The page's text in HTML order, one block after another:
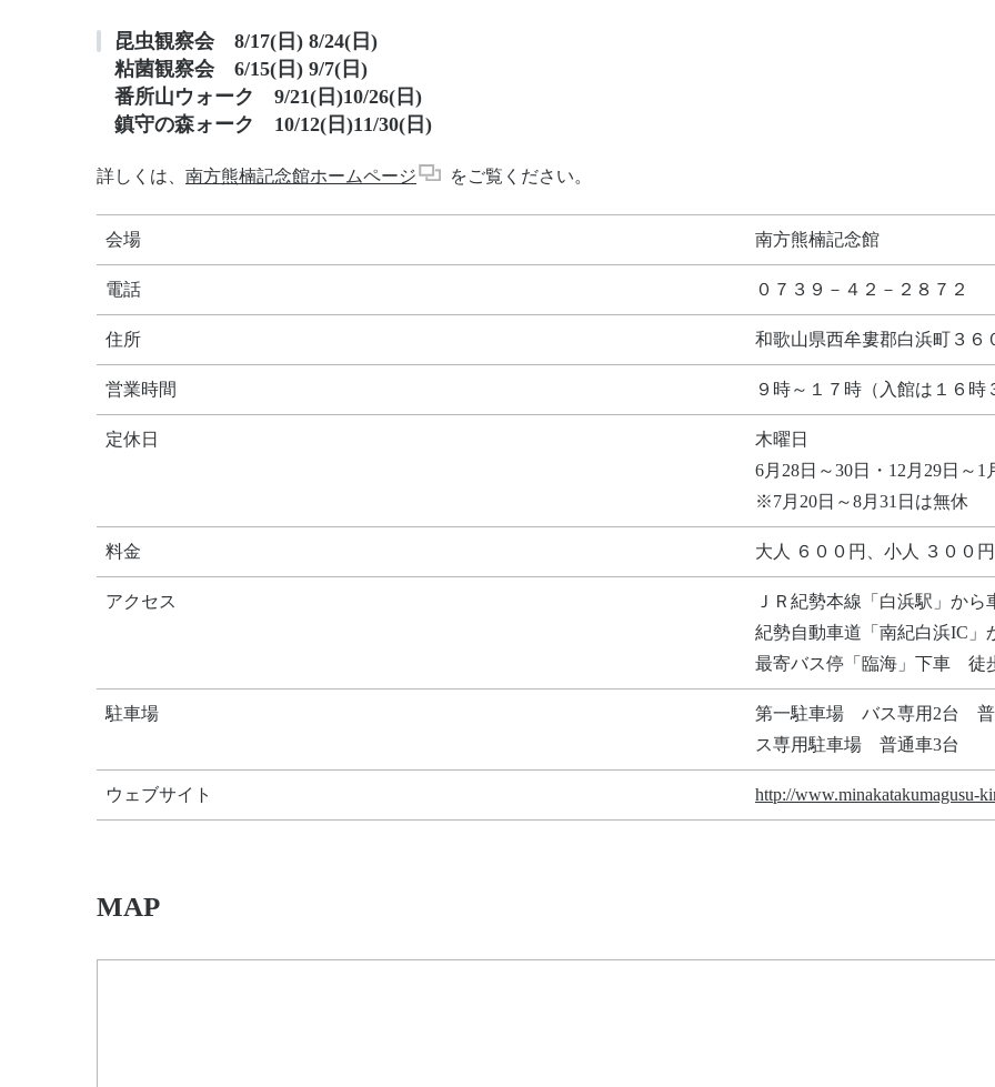
昆虫観察会 8/17(日) 8/24(日)
粘菌観察会 6/15(日) 9/7(日)
番所山ウォーク 9/21(日)10/26(日)
鎮守の森ォーク 10/12(日)11/30(日)
詳しくは、 南方熊楠記念館ホームページ をご覧ください。
会場 南方熊楠記念館
電話 ０７３９－４２－２８７２
住所 和歌山県西牟婁郡白浜町３６
営業時間 ９時～１７時（入館は１６時
定休日
木曜日
6月28日～30日・12月29日～1
※7月20日～8月31日は無休
料金 大人 ６００円、小人 ３００
アクセス
ＪＲ紀勢本線「白浜駅」から
紀勢自動車道「南紀白浜IC」
最寄バス停「臨海」下車 徒
駐車場
第一駐車場 バス専用2台 普
ス専用駐車場 普通車3台
ウェブサイト http://www.minakatakumagusu-
MAP